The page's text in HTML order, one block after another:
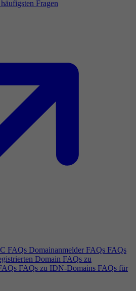
Fragen
FAQs Domainanmelder FAQs FAQs
Domain FAQs zu
FAQs zu IDN-Domains FAQs für